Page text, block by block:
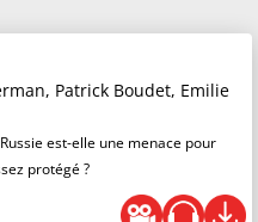
Patrick Boudet, Emilie
est-elle une menace pour
protégé ?